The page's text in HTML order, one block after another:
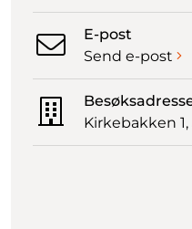
E-post
Send e-post
Kirkebakken